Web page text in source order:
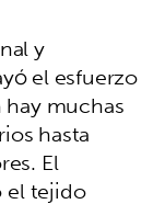
y
el esfuerzo
muchas
hasta
El
el tejido